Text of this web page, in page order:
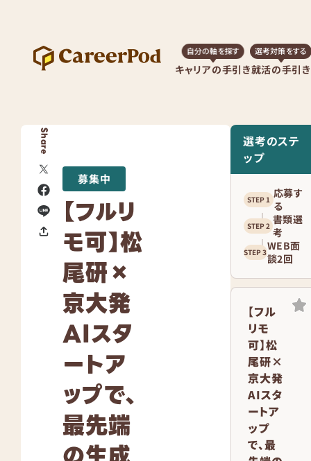
キャリアの手引き
自分の軸を探す
就活の手引き
選考対策をする
Share
募集中
【フルリ
モ可】松
尾研×
京大発
AIスタ
ートア
ップで、
最先端
選考のステ
ップ
応募す
る
書類選
考
WEB面
談2回
【フル
リモ
可】松
尾研×
京大発
AIスタ
ートア
ップ
で、最